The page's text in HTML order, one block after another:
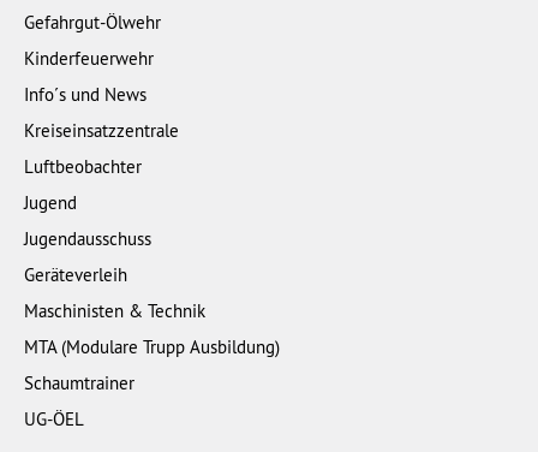
Gefahrgut-Ölwehr
Kinderfeuerwehr
Info´s und News
Kreiseinsatzzentrale
Luftbeobachter
Jugend
Jugendausschuss
Geräteverleih
Maschinisten & Technik
MTA (Modulare Trupp Ausbildung)
Schaumtrainer
UG-ÖEL